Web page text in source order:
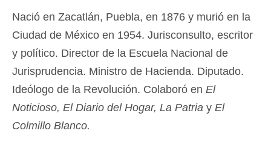
Nació en Zacatlán, Puebla, en 1876 y murió en la
Ciudad de México en 1954. Jurisconsulto, escritor
y político. Director de la Escuela Nacional de
Jurisprudencia. Ministro de Hacienda. Diputado.
Ideólogo de la Revolución. Colaboró en El
Noticioso, El Diario del Hogar, La Patria y El
Colmillo Blanco.